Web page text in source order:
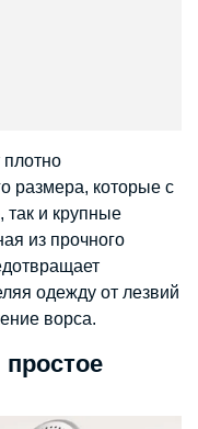
размера, которые с
так и крупные
из прочного
одежду от лезвий
ворса.